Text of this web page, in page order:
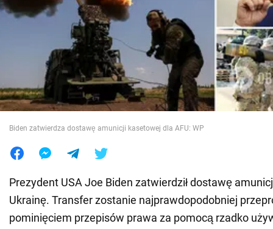
Społeczeństwo
Wojna na Ukrainie
Świat
Jedzenie
Biden zatwierdza dostawę amunicji kasetowej dla AFU: WP
Prezydent USA Joe Biden zatwierdził dostawę
Ukrainę. Transfer zostanie najprawdopodobniej
pominięciem przepisów prawa za pomocą rzadko